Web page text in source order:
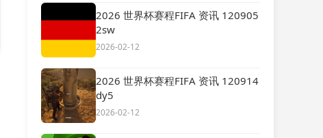
2026 世界杯赛程FIFA 资讯 120905
2sw
2026-02-12
2026 世界杯赛程FIFA 资讯 120914
dy5
2026-02-12